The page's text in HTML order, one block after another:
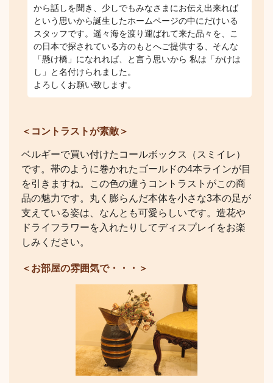
から話しを聞き、少しでもみなさまにお伝え出来れば
という思いから誕生したホームページの中にだけいる
スタッフです。遥々海を渡り運ばれて来た品々を、こ
の日本で探されている方のもとへご提供する、そんな
「懸け橋」になれれば、と言う思いから 私は「かけは
し」と名付けられました。
よろしくお願い致します。
＜コントラストが素敵＞
ベルギーで買い付けたコールボックス（スミイレ）
です。帯のように巻かれたゴールドの4本ラインが目
を引きますね。この色の違うコントラストがこの商
品の魅力です。丸く膨らんだ本体を小さな3本の足が
支えている姿は、なんとも可愛らしいです。造花や
ドライフラワーを入れたりしてディスプレイをお楽
しみください。
＜お部屋の雰囲気で・・・＞